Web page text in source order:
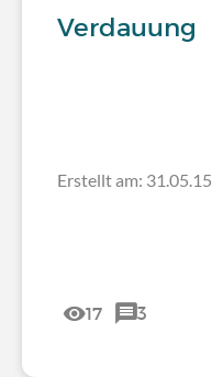
Verdauung
Erstellt am: 31.05.15
17 3